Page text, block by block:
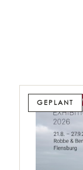
GEPLANT